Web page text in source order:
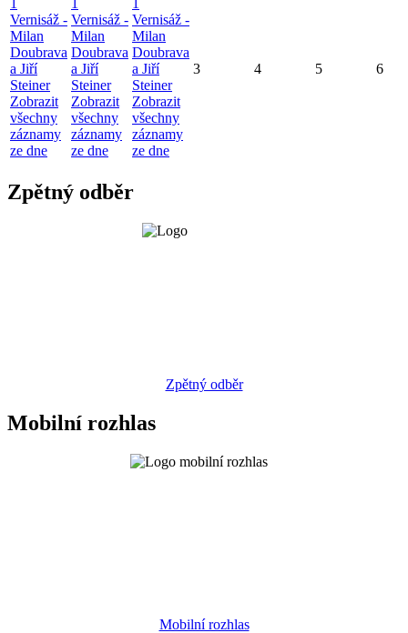
Vernisáž -
Milan
Doubrava
a Jiří
Steiner
Zobrazit
všechny
záznamy
ze dne
Vernisáž -
Milan
Doubrava
a Jiří
Steiner
Zobrazit
všechny
záznamy
ze dne
Vernisáž -
Milan
Doubrava
a Jiří
Steiner
Zobrazit
všechny
záznamy
ze dne
3 4 5 6
Zpětný odběr
Zpětný odběr
Mobilní rozhlas
Mobilní rozhlas